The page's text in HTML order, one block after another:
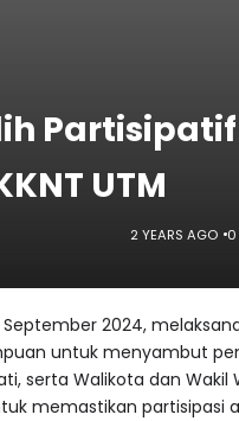
Partisipatif
UTM
2 YEARS AGO 0
2024,
untuk menyambut
serta Walikota dan Wakil
memastikan partisipasi